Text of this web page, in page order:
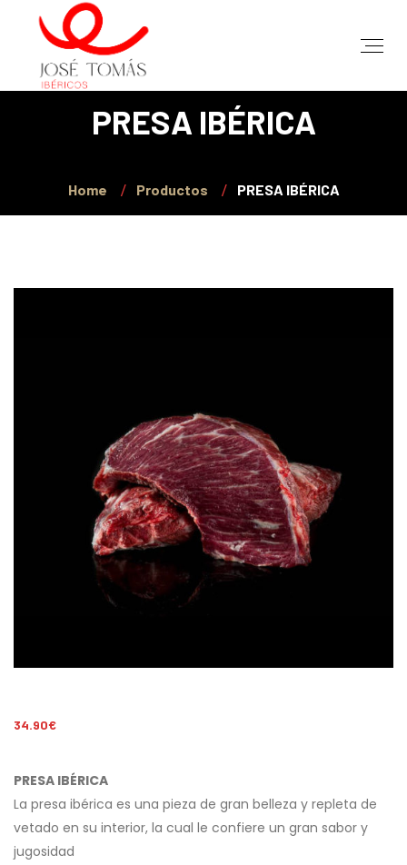
PRESA IBÉRICA
Home Productos PRESA IBÉRICA
34.90€
PRESA IBÉRICA
La presa ibérica es una pieza de gran belleza y repleta de
vetado en su interior, la cual le confiere un gran sabor y
jugosidad